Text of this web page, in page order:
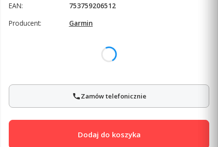
EAN:
753759206512
Producent:
Garmin
Poszczególne warianty mogą różnić się ceną
Zamów telefonicznie
Dodaj do koszyka